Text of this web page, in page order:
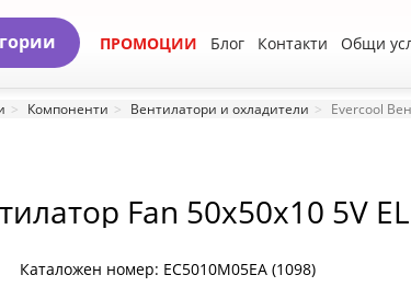
ПРОМОЦИИ Блог Контакти Общи
Компоненти Вентилатори и охладители Evercool
Fan 50x50x10 5V
Каталожен номер: EC5010M05EA (1098)